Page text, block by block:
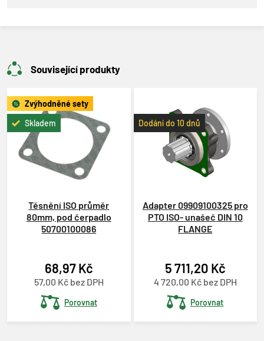
Související produkty
Zvýhodněné sety
Těsnění ISO průměr
80mm, pod čerpadlo
50700100086
Skladem
68,97 Kč
57,00 Kč bez DPH
Porovnat
Adapter 09909100325 pro
PTO ISO- unašeč DIN 10
FLANGE
Dodání do 10 dnů
5 711,20 Kč
4 720,00 Kč bez DPH
Porovnat